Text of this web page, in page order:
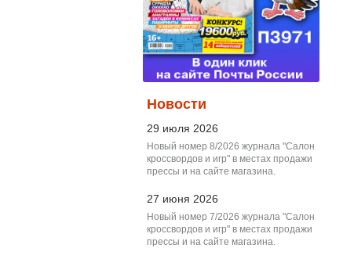
Новости
29 июля 2026
Новый номер 8/2026 журнала "Салон
кроссвордов и игр" в местах продажи
прессы и на сайте магазина.
27 июня 2026
Новый номер 7/2026 журнала "Салон
кроссвордов и игр" в местах продажи
прессы и на сайте магазина.